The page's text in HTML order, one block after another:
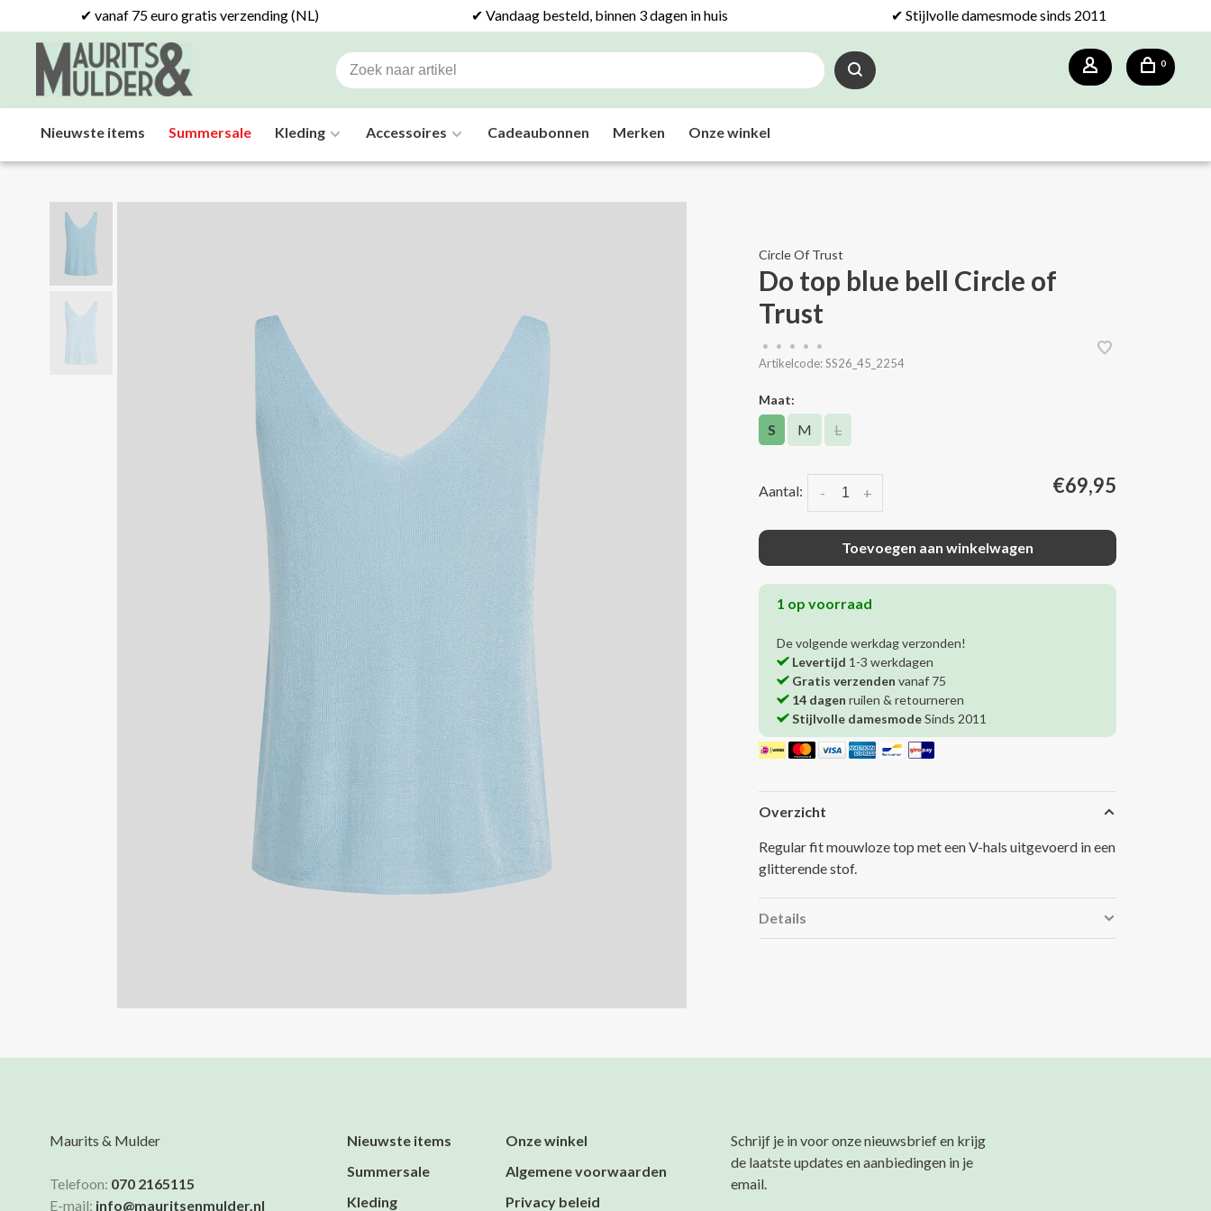
✔ vanaf 75 euro gratis verzending (NL) ✔ Vandaag besteld, binnen 3 dagen in huis ✔ Stijlvolle damesmode sinds 2011
0
Nieuwste items Summersale Kleding Accessoires Cadeaubonnen Merken Onze winkel
Circle Of Trust
Do top blue bell Circle of
Trust
• • • •
•
Artikelcode:SS26_45_2254
Maat:
S M L
Aantal: +
- €69,95
Toevoegen aan winkelwagen
1 op voorraad
De volgende werkdag verzonden!
Levertijd 1-3 werkdagen
Gratis verzenden vanaf 75
14 dagen ruilen & retourneren
Stijlvolle damesmodeSinds 2011
Overzicht
Regular fit mouwloze top met een V-hals uitgevoerd in een
glitterende stof.
Details
Maurits & Mulder
Telefoon: 070 2165115
E-mail: info@mauritsenmulder.nl
Nieuwste items
Summersale
Kleding
Onze winkel
Algemene voorwaarden
Privacy beleid
Schrijf je in voor onze nieuwsbrief en krijg
de laatste updates en aanbiedingen in je
email.